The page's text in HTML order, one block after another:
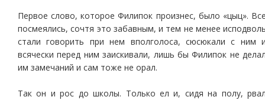
Первое слово, которое Филипок произнес, было «цыц».
посмеялись, сочтя это забавным, и тем не менее
стали говорить при нем вполголоса, сюсюкали с ним
всячески перед ним заискивали, лишь бы Филипок не
им замечаний и сам тоже не орал.
Так он и рос до школы. Только ел и, сидя на полу,